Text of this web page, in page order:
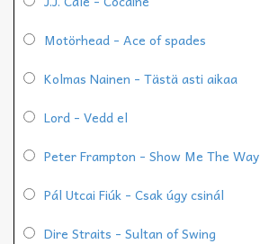
Motörhead - Ace of spades
Kolmas Nainen - Tästä asti aikaa
Lord - Vedd el
Peter Frampton - Show Me The Way
Pál Utcai Fiúk - Csak úgy csinál
Dire Straits - Sultan of Swing